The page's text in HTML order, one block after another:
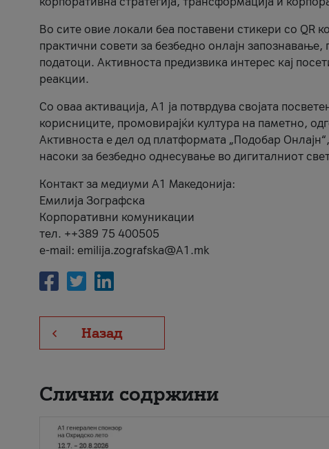
Во сите овие локали беа поставени стикери со QR
практични совети за безбедно онлајн
податоци. Активноста предизвика интерес кај
реакции.
Со оваа активација, А1 ја потврдува својата
корисниците, промовирајќи култура на паметно,
Активноста е дел од платформата „Подобар
насоки за безбедно однесување во дигиталниот
Контакт за медиуми А1 Македонија:
Емилија Зографска
Корпоративни комуникации
тел. ++389 75 400505
e-mail: emilija.zografska@A1.mk
Назад
Слични содржини